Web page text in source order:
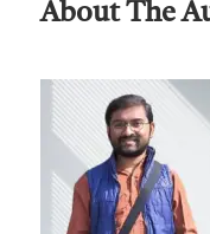
About The